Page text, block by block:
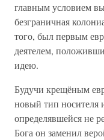
главным условием
безграничная
того, был первым
деятелем,
идею.
Будучи крещёным
новый тип носителя
определявшейся не
Бога он заменил